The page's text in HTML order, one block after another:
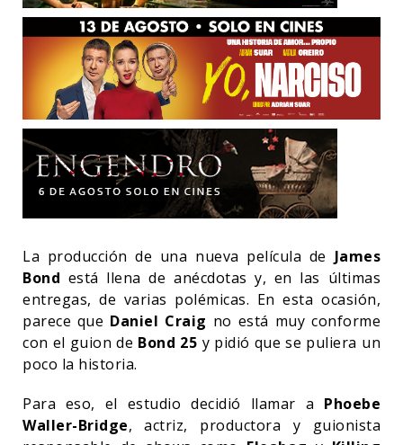
La producción de una nueva película de James
Bond está llena de anécdotas y, en las últimas
entregas, de varias polémicas. En esta ocasión,
parece que Daniel Craig no está muy conforme
con el guion de Bond 25 y pidió que se puliera un
poco la historia.
Para eso, el estudio decidió llamar a Phoebe
Waller-Bridge, actriz, productora y guionista